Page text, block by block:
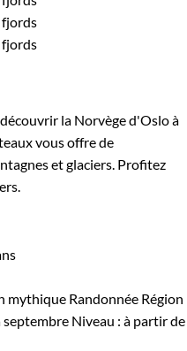
fjords
la Norvège d'Oslo à
vous offre de
et glaciers. Profitez
mythique Randonnée Région
septembre Niveau : à partir de